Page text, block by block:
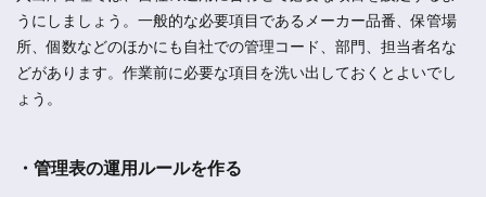
うにしましょう。一般的な必要項目であるメーカー品番、保管場
所、個数などのほかにも自社での管理コード、部門、担当者名な
どがあります。作業前に必要な項目を洗い出しておくとよいでし
ょう。
・管理表の運用ルールを作る